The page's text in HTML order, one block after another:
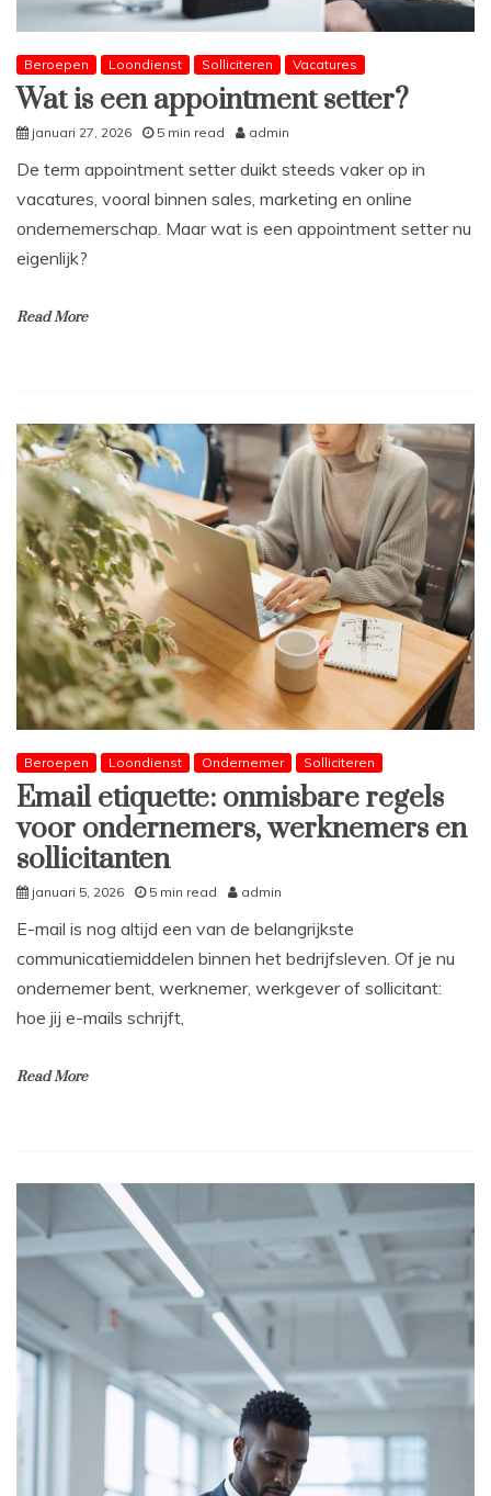
Beroepen Loondienst Solliciteren Vacatures
Wat is een appointment setter?
januari 27, 2026 5 min read admin
De term appointment setter duikt steeds vaker op in
vacatures, vooral binnen sales, marketing en online
ondernemerschap. Maar wat is een appointment setter nu
eigenlijk?
Read More
Beroepen Loondienst Ondernemer Solliciteren
Email etiquette: onmisbare regels
voor ondernemers, werknemers en
sollicitanten
januari 5, 2026 5 min read admin
E-mail is nog altijd een van de belangrijkste
communicatiemiddelen binnen het bedrijfsleven. Of je nu
ondernemer bent, werknemer, werkgever of sollicitant:
hoe jij e-mails schrijft,
Read More